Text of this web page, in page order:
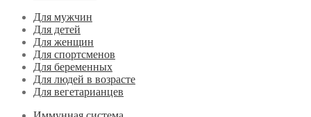
Для мужчин
Для детей
Для женщин
Для спортсменов
Для беременных
Для людей в возрасте
Для вегетарианцев